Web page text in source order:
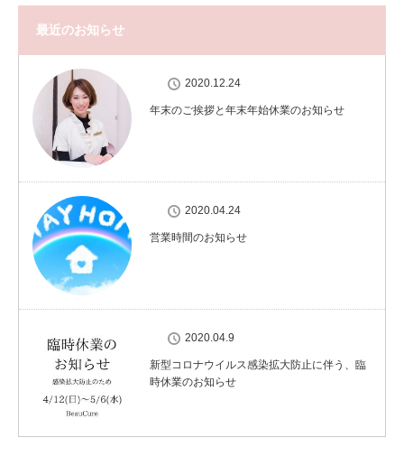
最近のお知らせ
2020.12.24
年末のご挨拶と年末年始休業のお知らせ
2020.04.24
営業時間のお知らせ
2020.04.9
新型コロナウイルス感染拡大防止に伴う、臨
時休業のお知らせ